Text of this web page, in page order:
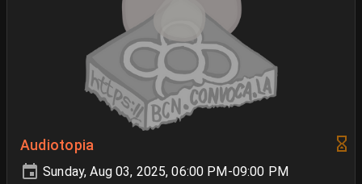
Audiotopia
Sunday, Aug 03, 2025, 06:00 PM-09:00 PM